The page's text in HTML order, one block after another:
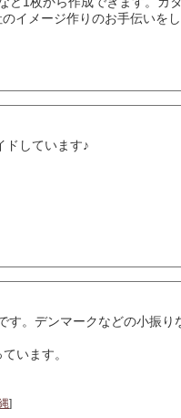
イメージ作りのお手伝いをし
ドしています♪
。デンマークなどの小振
います。
]